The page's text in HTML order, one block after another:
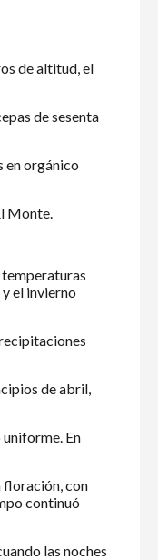
de altitud, el
de sesenta
en orgánico
Monte.
el invierno
de abril,
En
floración, con
continuó
las noches